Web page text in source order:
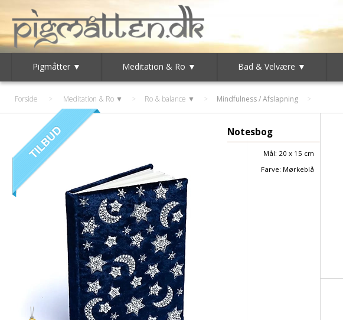
Pigmåtter ▼ Meditation & Ro ▼ Bad & Velvære ▼
Forside > Meditation & Ro ▼ > Ro & balance ▼ > Mindfulness / Afslapning
Notesbog
Mål: 20 x 15 cm
Farve: Mørkeblå